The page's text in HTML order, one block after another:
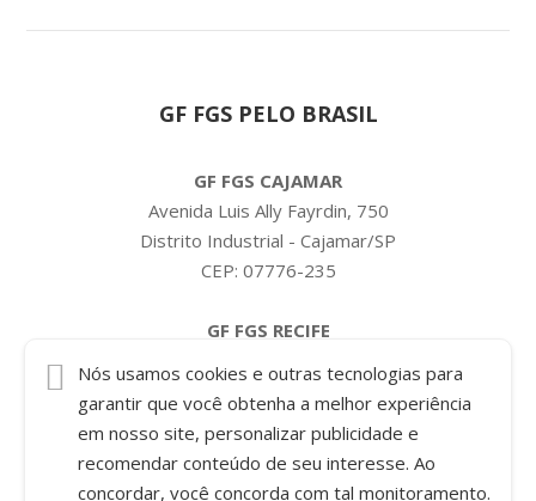
GF FGS PELO BRASIL
GF FGS CAJAMAR
Avenida Luis Ally Fayrdin, 750
Distrito Industrial - Cajamar/SP
CEP: 07776-235
GF FGS RECIFE
Rua Interna 07, 645 - Galpão A
Cabo de Santo Agostinho/PE
Nós usamos cookies e outras tecnologias para
garantir que você obtenha a melhor experiência
em nosso site, personalizar publicidade e
recomendar conteúdo de seu interesse. Ao
concordar, você concorda com tal monitoramento.